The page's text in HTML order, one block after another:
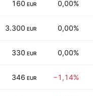
160 EUR 0,00%
3.300 EUR 0,00%
330 EUR 0,00%
346 EUR −1,14%